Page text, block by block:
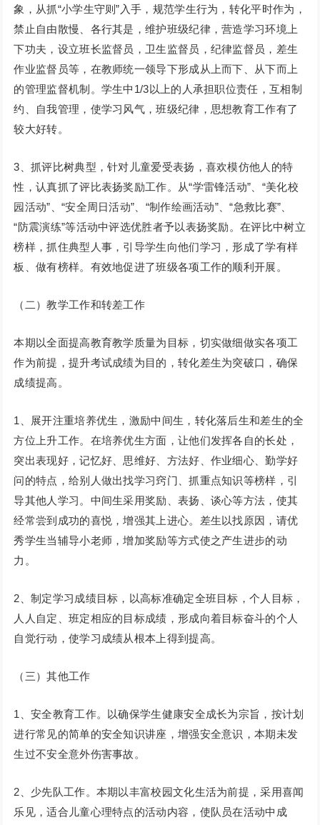
象，从抓“小学生守则”入手，规范学生行为，转化平时作为，
禁止自由散慢、各行其是，维护班级纪律，营造学习环境上
下功夫，设立班长监督员，卫生监督员，纪律监督员，差生
作业监督员等，在教师统一领导下形成从上而下、从下而上
的管理监督机制。学生中1/3以上的人承担职位责任，互相制
约、自我管理，使学习风气，班级纪律，思想教育工作有了
较大好转。
3、抓评比树典型，针对儿童爱受表扬，喜欢模仿他人的特
性，认真抓了评比表扬奖励工作。从“学雷锋活动”、“美化校
园活动”、“安全周日活动”、“制作绘画活动”、“急救比赛”、
“防震演练”等活动中评选优胜者予以表扬奖励。在评比中树立
榜样，抓住典型人事，引导学生向他们学习，形成了学有样
板、做有榜样。有效地促进了班级各项工作的顺利开展。
（二）教学工作和转差工作
本期以全面提高教育教学质量为目标，切实做细做实各项工
作为前提，提升考试成绩为目的，转化差生为突破口，确保
成绩提高。
1、展开注重培养优生，激励中间生，转化落后生和差生的全
方位上升工作。在培养优生方面，让他们发挥各自的长处，
突出表现好，记忆好、思维好、方法好、作业细心、勤学好
问的特点，给别人做出找学习窍门、抓重点知识等榜样，引
导其他人学习。中间生采用奖励、表扬、谈心等方法，使其
经常尝到成功的喜悦，增强其上进心。差生以找原因，请优
秀学生当辅导小老师，增加奖励等方式使之产生进步的动
力。
2、制定学习成绩目标，以高标准确定全班目标，个人目标，
人人自定、班定相应的目标成绩，形成向着目标奋斗的个人
自觉行动，使学习成绩从根本上得到提高。
（三）其他工作
1、安全教育工作。以确保学生健康安全成长为宗旨，按计划
进行常见的简单的安全知识讲座，增强安全意识，本期未发
生过不安全意外伤害事故。
2、少先队工作。本期以丰富校园文化生活为前提，采用喜闻
乐见，适合儿童心理特点的活动内容，使队员在活动中成